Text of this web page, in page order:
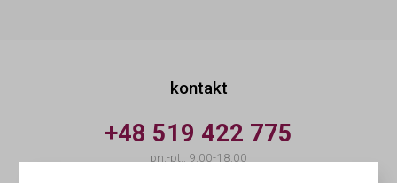
kontakt
+48 519 422 775
pn.-pt.: 9:00-18:00